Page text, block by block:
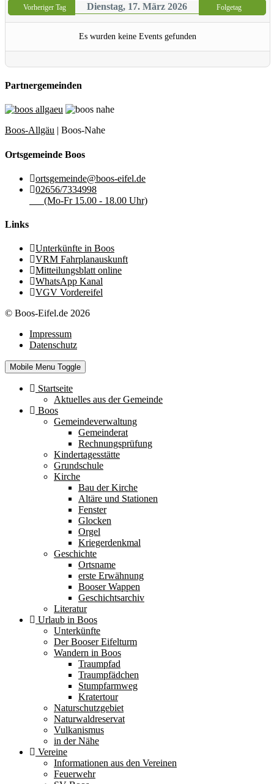
Vorheriger Tag Dienstag, 17. März 2026 Folgetag
Es wurden keine Events gefunden
Partnergemeinden
Boos-Allgäu | Boos-Nahe
Ortsgemeinde Boos
ortsgemeinde@boos-eifel.de
02656/7334998
(Mo-Fr 15.00 - 18.00 Uhr)
Links
Unterkünfte in Boos
VRM Fahrplanauskunft
Mitteilungsblatt online
WhatsApp Kanal
VGV Vordereifel
© Boos-Eifel.de 2026
Impressum
Datenschutz
Mobile Menu Toggle
Startseite
Aktuelles aus der Gemeinde
Boos
Gemeindeverwaltung
Gemeinderat
Rechnungsprüfung
Kindertagesstätte
Grundschule
Kirche
Bau der Kirche
Altäre und Stationen
Fenster
Glocken
Orgel
Kriegerdenkmal
Geschichte
Ortsname
erste Erwähnung
Booser Wappen
Geschichtsarchiv
Literatur
Urlaub in Boos
Unterkünfte
Der Booser Eifelturm
Wandern in Boos
Traumpfad
Traumpfädchen
Stumpfarmweg
Kratertour
Naturschutzgebiet
Naturwaldreservat
Vulkanismus
in der Nähe
Vereine
Informationen aus den Vereinen
Feuerwehr